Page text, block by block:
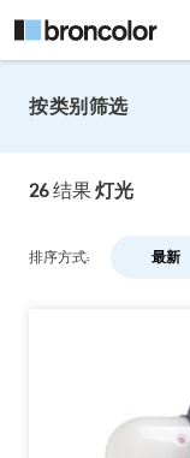
强大、坚固且持
按类别筛选
26结果灯光
排序方式: 最新
最新
Z-A